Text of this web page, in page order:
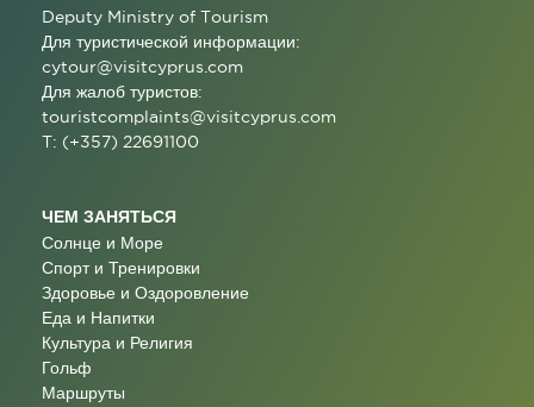
Deputy Ministry of Tourism
Для туристической информации:
cytour@visitcyprus.com
Для жалоб туристов:
touristcomplaints@visitcyprus.com
T: (+357) 22691100
ЧЕМ ЗАНЯТЬСЯ
Солнце и Море
Спорт и Тренировки
Здоровье и Оздоровление
Еда и Напитки
Культура и Религия
Гольф
Маршруты